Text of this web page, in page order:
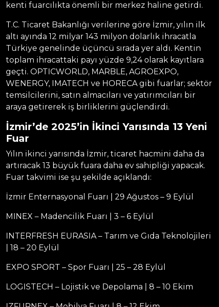
kenti fuarcılıkta önemli bir merkez haline getirdi.
T.C. Ticaret Bakanlığı verilerine göre İzmir, yılın ilk
altı ayında 12 milyar 143 milyon dolarlık ihracatla
Türkiye genelinde üçüncü sırada yer aldı. Kentin
toplam ihracattaki payı yüzde 9,24 olarak kayıtlara
geçti. OPTICWORLD, MARBLE, AGROEXPO,
WENERGY, IMATECH ve HORECA gibi fuarlar; sektör
temsilcilerini, satın almacıları ve yatırımcıları bir
araya getirerek iş birliklerini güçlendirdi.
İzmir’de 2025’in İkinci Yarısında 13 Yeni
Fuar
Yılın ikinci yarısında İzmir, ticaret hacmini daha da
artıracak 13 büyük fuara daha ev sahipliği yapacak.
Fuar takvimi ise şu şekilde açıklandı:
İzmir Enternasyonal Fuarı | 29 Ağustos – 9 Eylül
MINEX – Madencilik Fuarı | 3 – 6 Eylül
INTERFRESH EURASIA – Tarım ve Gıda Teknolojileri
| 18 – 20 Eylül
EXPO SPORT – Spor Fuarı | 25 – 28 Eylül
LOGISTECH – Lojistik ve Depolama | 8 – 10 Ekim